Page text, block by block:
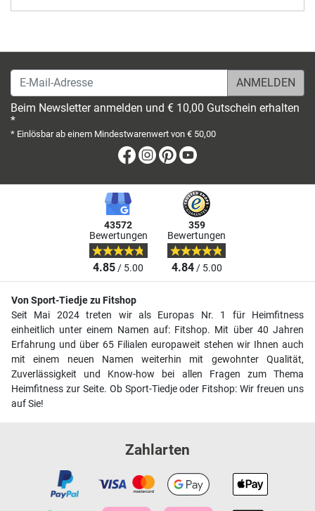
E-Mail-Adresse
Beim Newsletter anmelden und € 10,00 Gutschein erhalten
*
* Einlösbar ab einem Mindestwarenwert von € 50,00
Facebook
Instagram
Pinterest
43572
Bewertungen
4.85/ 5.00
359
Bewertungen
4.84/ 5.00
Von Sport-Tiedje zu Fitshop
Seit Mai 2024 treten wir als Europas Nr. 1 für Heimfitness
einheitlich unter einem Namen auf: Fitshop. Mit über 40 Jahren
Erfahrung und über 65 Filialen europaweit stehen wir Ihnen auch
mit einem neuen Namen weiterhin mit gewohnter Qualität,
Zuverlässigkeit und Know-how bei allen Fragen zum Thema
Heimfitness zur Seite. Ob Sport-Tiedje oder Fitshop: Wir freuen uns
auf Sie!
Zahlarten